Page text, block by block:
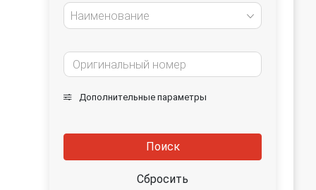
Наименование
Дополнительные параметры
Поиск
Сбросить